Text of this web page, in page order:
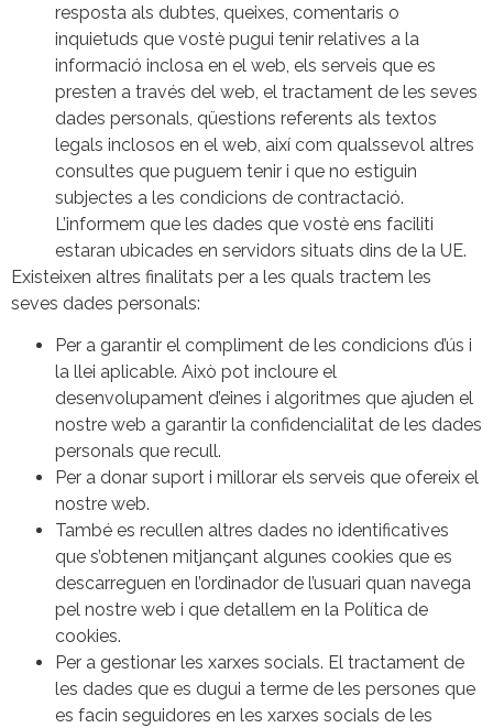
resposta als dubtes, queixes, comentaris o
inquietuds que vostè pugui tenir relatives a la
informació inclosa en el web, els serveis que es
presten a través del web, el tractament de les seves
dades personals, qüestions referents als textos
legals inclosos en el web, així com qualssevol altres
consultes que puguem tenir i que no estiguin
subjectes a les condicions de contractació.
L’informem que les dades que vostè ens faciliti
estaran ubicades en servidors situats dins de la UE.
Existeixen altres finalitats per a les quals tractem les
seves dades personals:
Per a garantir el compliment de les condicions d’ús i
la llei aplicable. Això pot incloure el
desenvolupament d’eines i algoritmes que ajuden el
nostre web a garantir la confidencialitat de les dades
personals que recull.
Per a donar suport i millorar els serveis que ofereix el
nostre web.
També es recullen altres dades no identificatives
que s’obtenen mitjançant algunes cookies que es
descarreguen en l’ordinador de l’usuari quan navega
pel nostre web i que detallem en la Política de
cookies.
Per a gestionar les xarxes socials. El tractament de
les dades que es dugui a terme de les persones que
es facin seguidores en les xarxes socials de les